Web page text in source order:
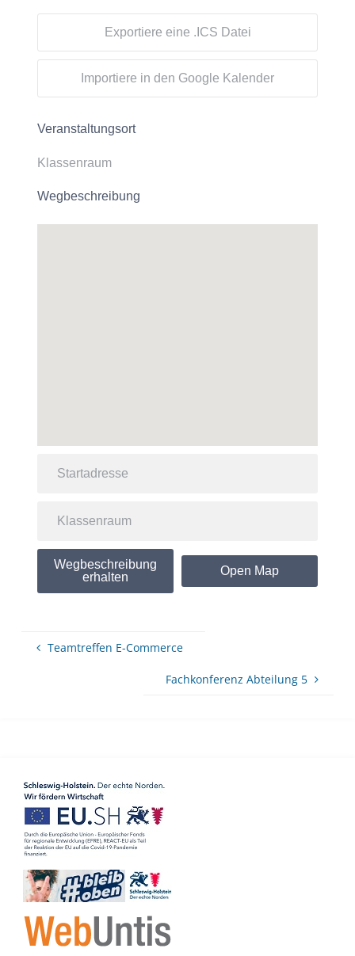
Exportiere eine .ICS Datei
Importiere in den Google Kalender
Veranstaltungsort
Klassenraum
Wegbeschreibung
Wegbeschreibung
erhalten
Open Map
Teamtreffen E-Commerce
Fachkonferenz Abteilung 5